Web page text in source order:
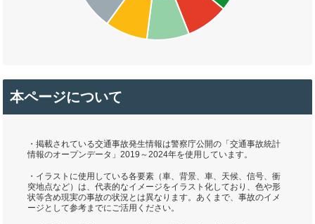
本ページについて
・掲載されている交通事故発生情報は警察庁公開の「交通事故統計
情報のオープンデータ」2019～2024年を使用しています。
・イラストに使用している各要素（車、背景、車、天候、信号、衝
突地点など）は、代表的なイメージをイラスト化しており、色や形
状等含め現実の事故の状況とは異なります。あくまで、事故のイメ
ージとして参考までにご活用ください。